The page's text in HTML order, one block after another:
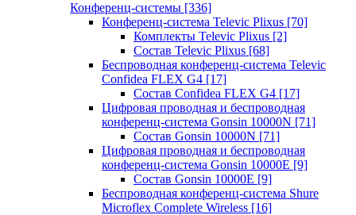
Конференц-системы [336]
Конференц-система Televic Plixus [70]
Комплекты Televic Plixus [2]
Состав Televic Plixus [68]
Беспроводная конференц-система Televic
Confidea FLEX G4 [17]
Состав Confidea FLEX G4 [17]
Цифровая проводная и беспроводная
конференц-система Gonsin 10000N [71]
Состав Gonsin 10000N [71]
Цифровая проводная и беспроводная
конференц-система Gonsin 10000E [9]
Состав Gonsin 10000E [9]
Беспроводная конференц-система Shure
Microflex Complete Wireless [16]